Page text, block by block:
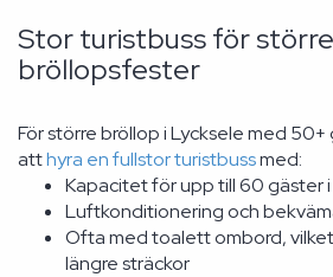
Stor turistbuss för större
bröllopsfester
För större bröllop i Lycksele med
atthyra en fullstor turistbussmed:
Kapacitet för upp till 60 gäster i
Luftkonditionering och
Ofta med toalett ombord,
längre sträckor